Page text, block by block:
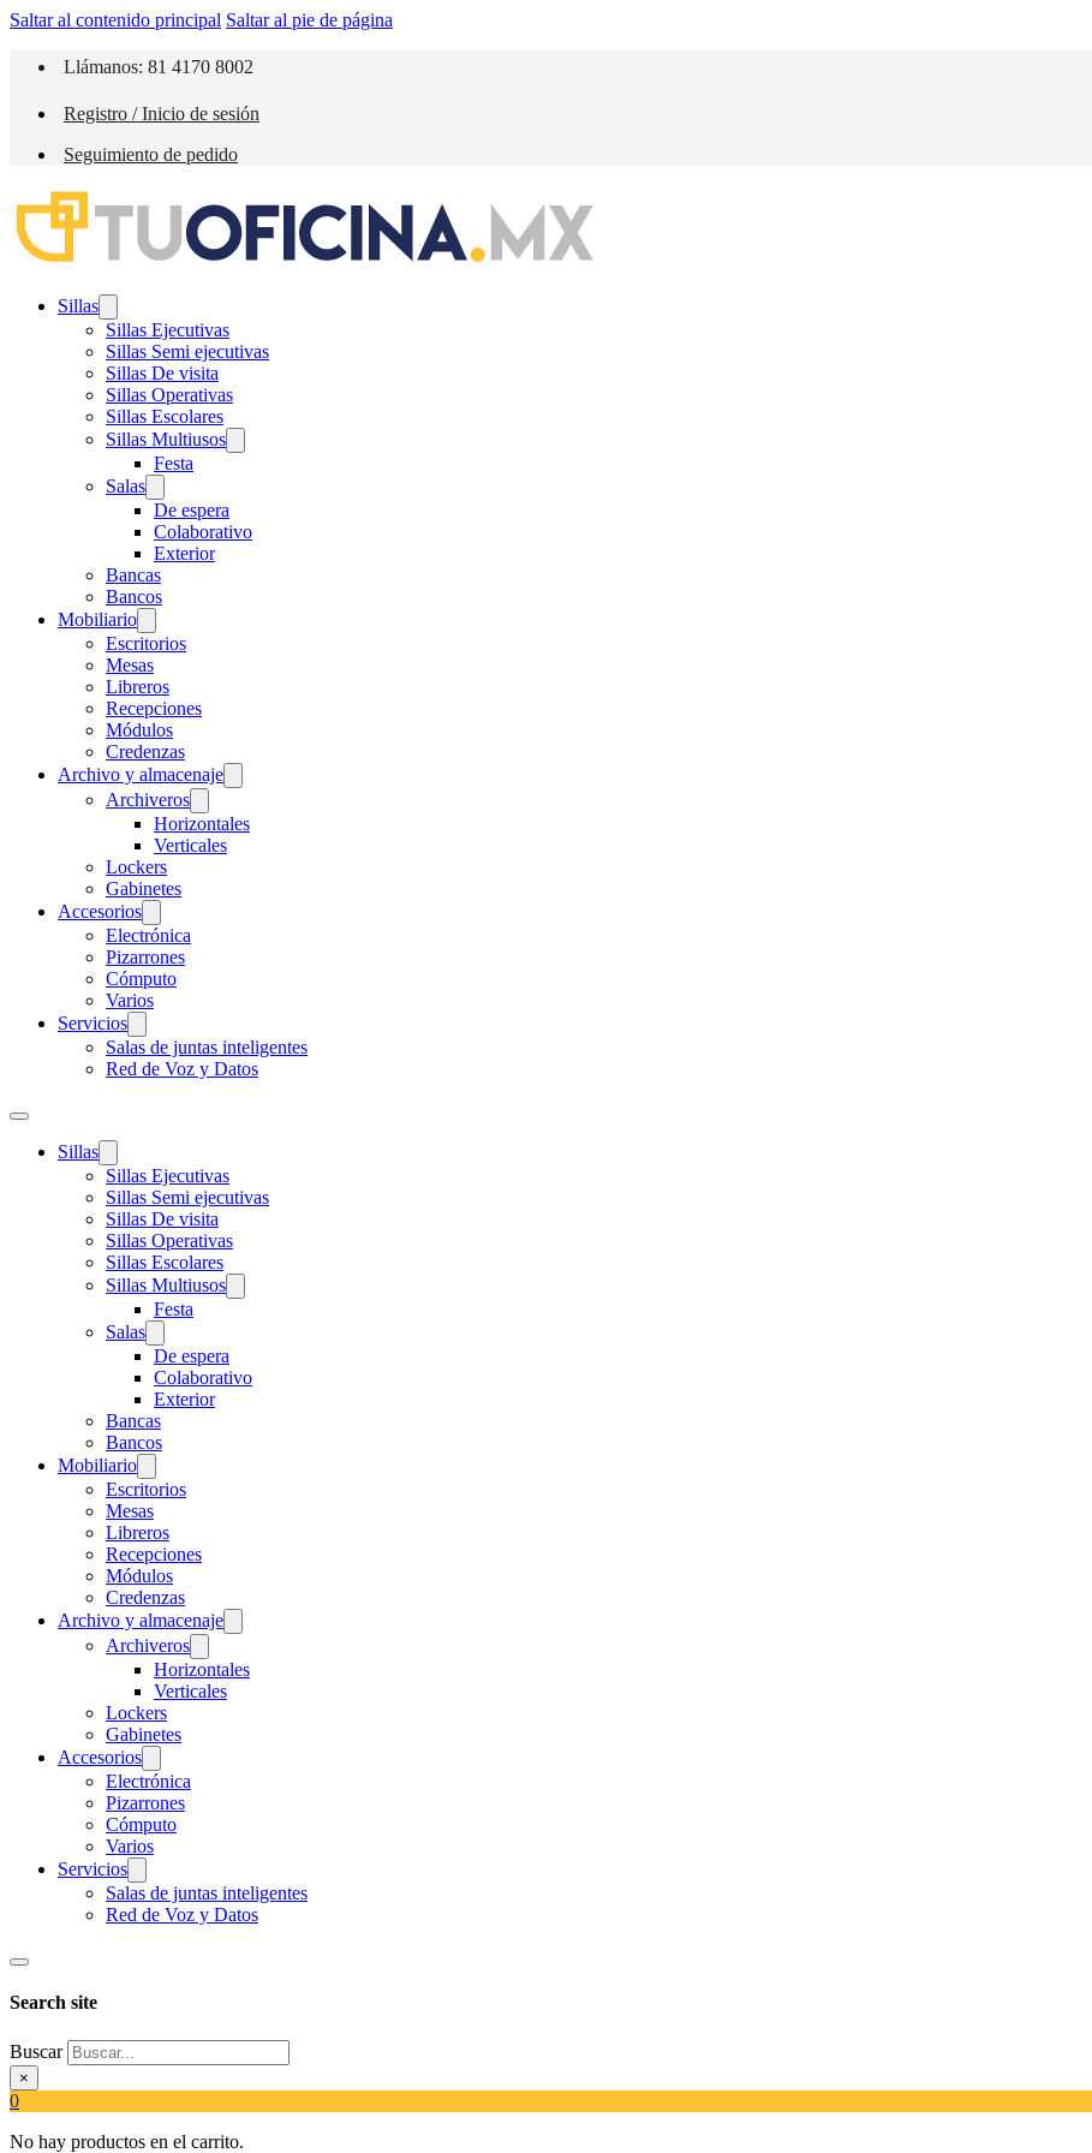
Saltar al contenido principal Saltar al pie de página
Llámanos: 81 4170 8002
Registro / Inicio de sesión
Seguimiento de pedido
Sillas
Sillas Ejecutivas
Sillas Semi ejecutivas
Sillas De visita
Sillas Operativas
Sillas Escolares
Sillas Multiusos
Festa
Salas
De espera
Colaborativo
Exterior
Bancas
Bancos
Mobiliario
Escritorios
Mesas
Libreros
Recepciones
Módulos
Credenzas
Archivo y almacenaje
Archiveros
Horizontales
Verticales
Lockers
Gabinetes
Accesorios
Electrónica
Pizarrones
Cómputo
Varios
Servicios
Salas de juntas inteligentes
Red de Voz y Datos
Sillas
Sillas Ejecutivas
Sillas Semi ejecutivas
Sillas De visita
Sillas Operativas
Sillas Escolares
Sillas Multiusos
Festa
Salas
De espera
Colaborativo
Exterior
Bancas
Bancos
Mobiliario
Escritorios
Mesas
Libreros
Recepciones
Módulos
Credenzas
Archivo y almacenaje
Archiveros
Horizontales
Verticales
Lockers
Gabinetes
Accesorios
Electrónica
Pizarrones
Cómputo
Varios
Servicios
Salas de juntas inteligentes
Red de Voz y Datos
Search site
Buscar
×
0
No hay productos en el carrito.